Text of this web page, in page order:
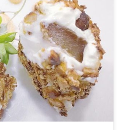
en Quescrem Plus, rebozado con
mayonesa de kimchi. Una de las
de Lugo explica a los alumnos
invita a participar en la 4ª